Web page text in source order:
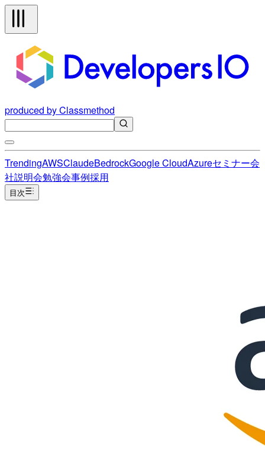
produced by Classmethod
TrendingAWSClaudeBedrockGoogle CloudAzureセミナー会
社説明会勉強会事例採用
目次